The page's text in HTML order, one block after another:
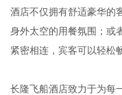
酒店不仅拥有舒适豪华的
身外太空的用餐氛围；或
紧密相连，宾客可以轻松
长隆飞船酒店致力于为每